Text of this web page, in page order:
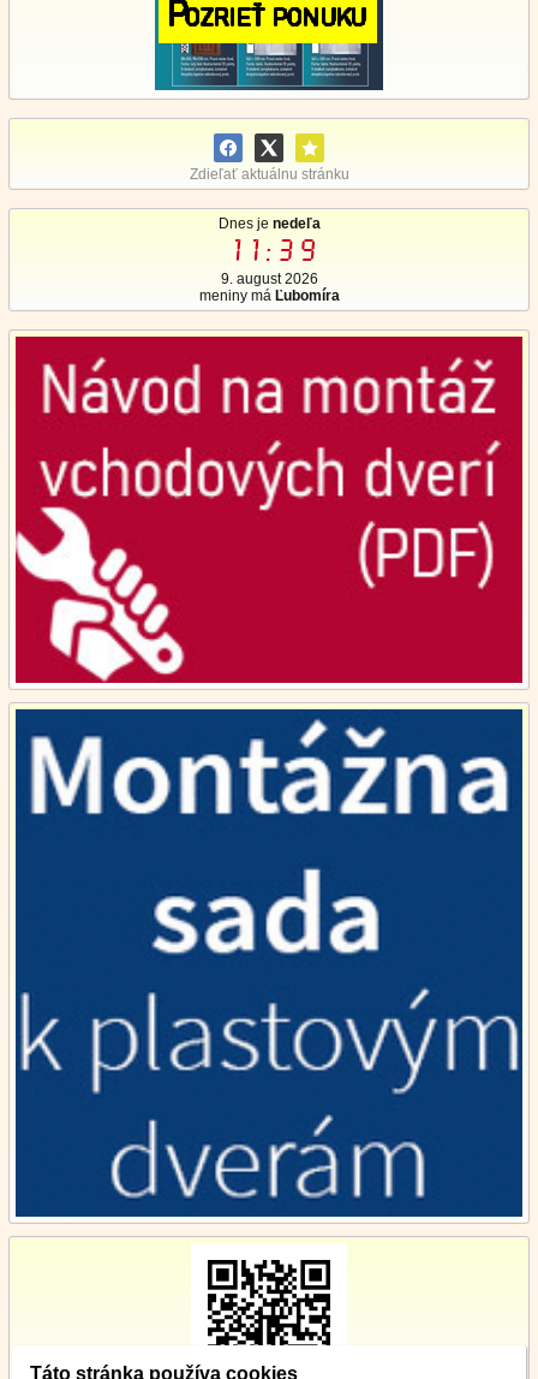
Zdieľať aktuálnu stránku
Dnes je nedeľa
11:39
9. august 2026
meniny má Ľubomíra
Táto stránka používa cookies